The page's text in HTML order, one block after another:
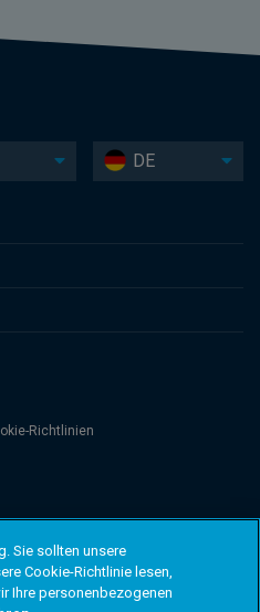
DE
Richtlinien
No. B 110242 and/or
B.V., regulated by the Dutch Authority
No. 08068841. Columbia
Threadneedle) ist der globale
Sie sollten unsere
Cookie-Richtlinie lesen,
Ihre personenbezogenen